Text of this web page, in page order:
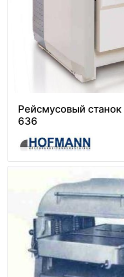
Рейсмусовый станок
636